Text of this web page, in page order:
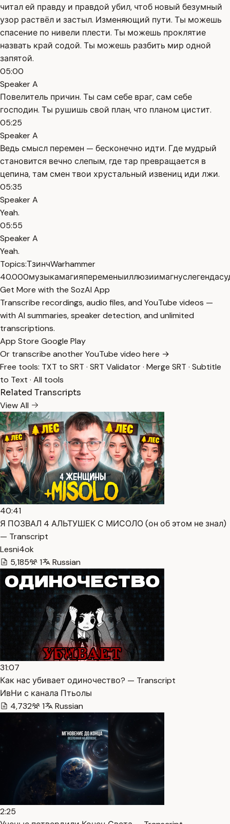
читал ей правду и правдой убил, чтоб новый безумный
узор раствёл и застыл. Изменяющий пути. Ты можешь
спасение по нивели плести. Ты можешь проклятие
назвать край содой. Ты можешь разбить мир одной
запятой.
05:00
Speaker A
Повелитель причин. Ты сам себе враг, сам себе
господин. Ты рушишь свой план, что планом цистит.
05:25
Speaker A
Ведь смысл перемен — бесконечно идти. Где мудрый
становится вечно слепым, где тар превращается в
цепина, там смен твои хрустальный извениц иди лжи.
05:35
Speaker A
Yeah.
05:55
Speaker A
Yeah.
Topics:ТзинчWarhammer
40.000музыкамагияпеременыиллюзиимагнуслегенда
Get More with the SozAI App
Transcribe recordings, audio files, and YouTube videos —
with AI summaries, speaker detection, and unlimited
transcriptions.
App Store Google Play
Or transcribe another YouTube video here →
Free tools: TXT to SRT · SRT Validator· Merge SRT · Subtitle
to Text · All tools
Related Transcripts
View All
40:41
Я ПОЗВАЛ 4 АЛЬТУШЕК С МИСОЛО (он об этом не знал)
— Transcript
Lesni4ok
5,185
1 Russian
31:07
Как нас убивает одиночество? — Transcript
ИвНи с канала Птьолы
4,732
1 Russian
2:25